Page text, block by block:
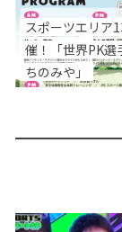
スポーツエリア
催！「世界PK選
ちのみや」